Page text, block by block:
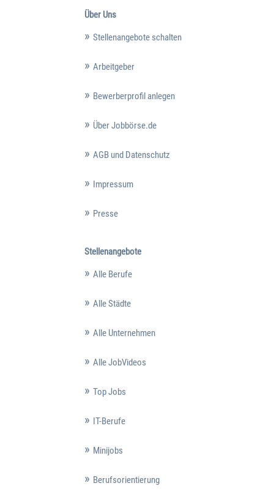
Über Uns
Stellenangebote schalten
Arbeitgeber
Bewerberprofil anlegen
Über Jobbörse.de
AGB und Datenschutz
Impressum
Presse
Stellenangebote
Alle Berufe
Alle Städte
Alle Unternehmen
Alle JobVideos
Top Jobs
IT-Berufe
Minijobs
Berufsorientierung